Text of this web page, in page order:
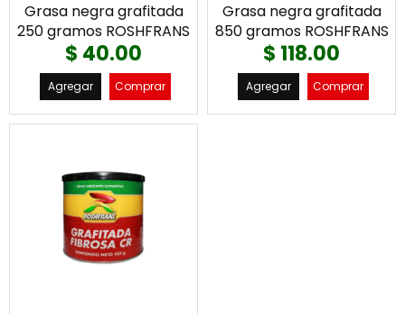
Grasa negra grafitada
250 gramos ROSHFRANS
$ 40.00
Agregar Comprar
Grasa negra grafitada
850 gramos ROSHFRANS
$ 118.00
Agregar Comprar